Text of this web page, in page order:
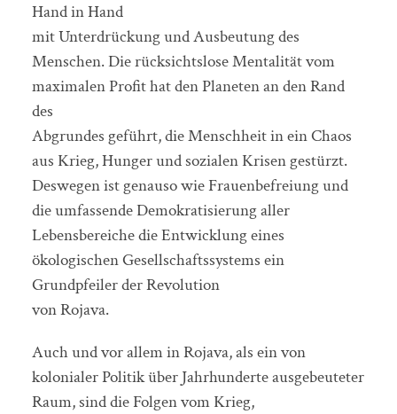
Hand in Hand
mit Unterdrückung und Ausbeutung des
Menschen. Die rücksichtslose Mentalität vom
maximalen Profit hat den Planeten an den Rand
des
Abgrundes geführt, die Menschheit in ein Chaos
aus Krieg, Hunger und sozialen Krisen gestürzt.
Deswegen ist genauso wie Frauenbefreiung und
die umfassende Demokratisierung aller
Lebensbereiche die Entwicklung eines
ökologischen Gesellschaftssystems ein
Grundpfeiler der Revolution
von Rojava.
Auch und vor allem in Rojava, als ein von
kolonialer Politik über Jahrhunderte ausgebeuteter
Raum, sind die Folgen vom Krieg,